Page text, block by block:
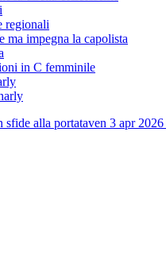
regionali
ma impegna la capolista
in C femminile
sfide alla portataven 3 apr 2026